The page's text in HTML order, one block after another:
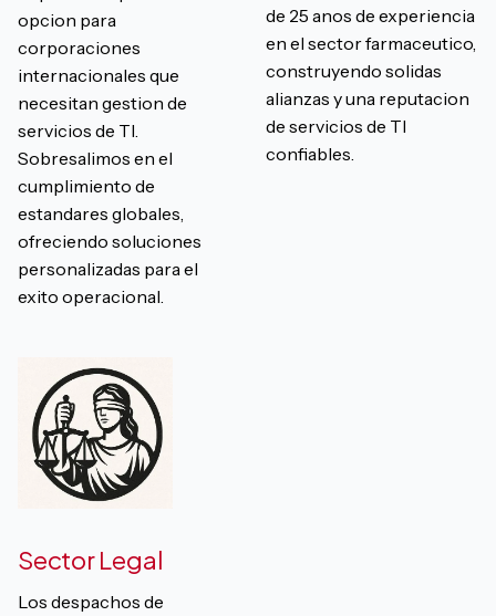
opcion para
corporaciones
internacionales que
necesitan gestion de
servicios de TI.
Sobresalimos en el
cumplimiento de
estandares globales,
ofreciendo soluciones
personalizadas para el
exito operacional.
de 25 anos de experiencia
en el sector farmaceutico,
construyendo solidas
alianzas y una reputacion
de servicios de TI
confiables.
Sector Legal
Los despachos de